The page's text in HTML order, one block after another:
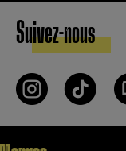
Suivez-nous